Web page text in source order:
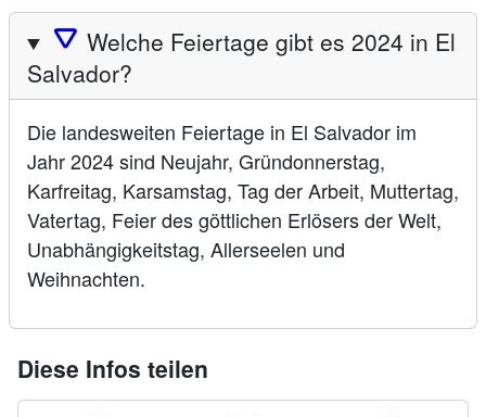
🛆 Welche Feiertage gibt es 2024 in El
Salvador?
Die landesweiten Feiertage in El Salvador im
Jahr 2024 sind Neujahr, Gründonnerstag,
Karfreitag, Karsamstag, Tag der Arbeit, Muttertag,
Vatertag, Feier des göttlichen Erlösers der Welt,
Unabhängigkeitstag, Allerseelen und
Weihnachten.
Diese Infos teilen